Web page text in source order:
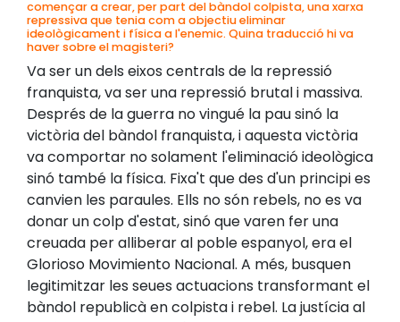
començar a crear, per part del bàndol colpista, una xarxa
repressiva que tenia com a objectiu eliminar
ideològicament i física a l'enemic. Quina traducció hi va
haver sobre el magisteri?
Va ser un dels eixos centrals de la repressió
franquista, va ser una repressió brutal i massiva.
Després de la guerra no vingué la pau sinó la
victòria del bàndol franquista, i aquesta victòria
va comportar no solament l'eliminació ideològica
sinó també la física. Fixa't que des d'un principi es
canvien les paraules. Ells no són rebels, no es va
donar un colp d'estat, sinó que varen fer una
creuada per alliberar al poble espanyol, era el
Glorioso Movimiento Nacional. A més, busquen
legitimitzar les seues actuacions transformant el
bàndol republicà en colpista i rebel. La justícia al